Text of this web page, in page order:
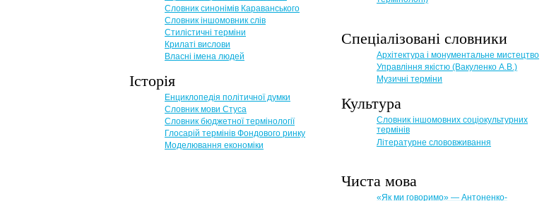
Словник синонімів Караванського
Словник іншомовник слів
Стилістичні терміни
Крилаті вислови
Власні імена людей
Історія
Енциклопедія політичної думки
Словник мови Стуса
Словник бюджетної термінології
Глосарій термінів Фондового ринку
Моделювання економіки
Спеціалізовані словники
Архітектура і монументальне мистецтво
Управління якістю (Вакуленко А.В.)
Музичні терміни
Культура
Словник іншомовних соціокультурних
термінів
Літературне слововживання
Чиста мова
«Як ми говоримо» — Антоненко-